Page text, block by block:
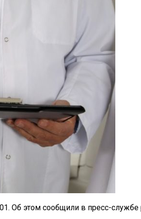
Об этом сообщили в пресс-службе